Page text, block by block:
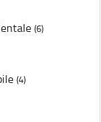
(6)
(4)